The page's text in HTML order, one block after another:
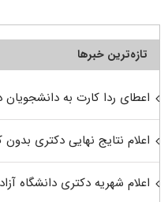
تازه‌ترین خبرها
اعطای ردا کارت به دانشجویان
اعلام نتایج نهایی دکتری بدون
اعلام شهریه دکتری دانشگاه آزاد ۱۴۰۵